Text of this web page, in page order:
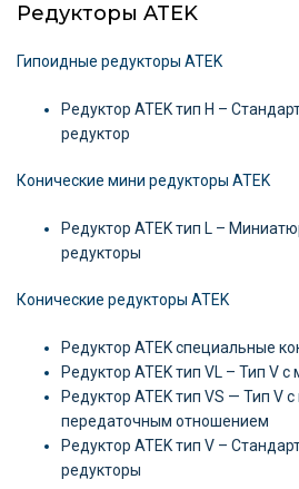
Редукторы ATEK
Гипоидные редукторы ATEK
Редуктор ATEK тип H –
редуктор
Конические мини редукторы ATEK
Редуктор ATEK тип L –
редукторы
Конические редукторы ATEK
Редуктор ATEK специальные
Редуктор ATEK тип VL – Тип V
Редуктор ATEK тип VS — Тип
передаточным отношением
Редуктор ATEK тип V –
редукторы